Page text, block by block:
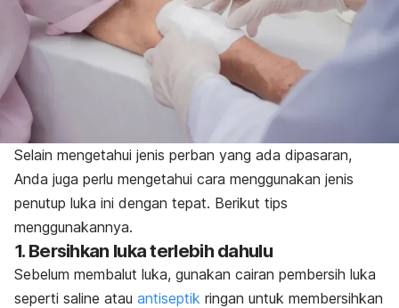
Selain mengetahui jenis perban yang ada dipasaran,
Anda juga perlu mengetahui cara menggunakan jenis
penutup luka ini dengan tepat. Berikut tips
menggunakannya.
1. Bersihkan luka terlebih dahulu
Sebelum membalut luka, gunakan cairan pembersih luka
seperti saline atau antiseptik ringan untuk membersihkan